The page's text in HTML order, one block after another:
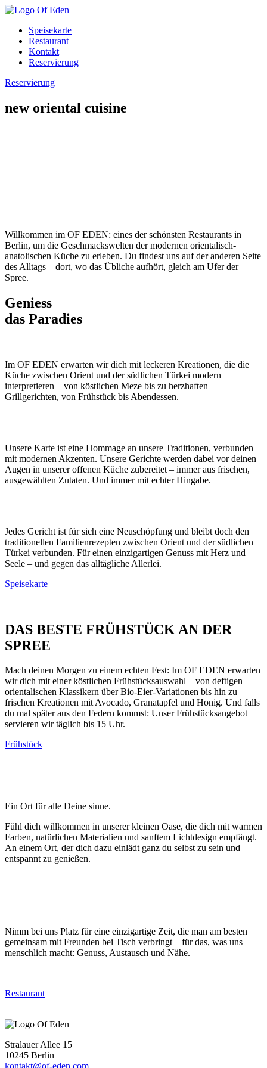
Speisekarte
Restaurant
Kontakt
Reservierung
Reservierung
new oriental cuisine
Willkommen im OF EDEN: eines der schönsten Restaurants in
Berlin, um die Geschmackswelten der modernen orientalisch-
anatolischen Küche zu erleben. Du findest uns auf der anderen Seite
des Alltags – dort, wo das Übliche aufhört, gleich am Ufer der
Spree.
Geniess
das Paradies
Im OF EDEN erwarten wir dich mit leckeren Kreationen, die die
Küche zwischen Orient und der südlichen Türkei modern
interpretieren – von köstlichen Meze bis zu herzhaften
Grillgerichten, von Frühstück bis Abendessen.
Unsere Karte ist eine Hommage an unsere Traditionen, verbunden
mit modernen Akzenten. Unsere Gerichte werden dabei vor deinen
Augen in unserer offenen Küche zubereitet – immer aus frischen,
ausgewählten Zutaten. Und immer mit echter Hingabe.
Jedes Gericht ist für sich eine Neuschöpfung und bleibt doch den
traditionellen Familienrezepten zwischen Orient und der südlichen
Türkei verbunden. Für einen einzigartigen Genuss mit Herz und
Seele – und gegen das alltägliche Allerlei.
Speisekarte
DAS BESTE FRÜHSTÜCK AN DER
SPREE
Mach deinen Morgen zu einem echten Fest: Im OF EDEN erwarten
wir dich mit einer köstlichen Frühstücksauswahl – von deftigen
orientalischen Klassikern über Bio-Eier-Variationen bis hin zu
frischen Kreationen mit Avocado, Granatapfel und Honig. Und falls
du mal später aus den Federn kommst: Unser Frühstücksangebot
servieren wir täglich bis 15 Uhr.
Frühstück
Ein Ort für alle Deine sinne.
Fühl dich willkommen in unserer kleinen Oase, die dich mit warmen
Farben, natürlichen Materialien und sanftem Lichtdesign empfängt.
An einem Ort, der dich dazu einlädt ganz du selbst zu sein und
entspannt zu genießen.
Nimm bei uns Platz für eine einzigartige Zeit, die man am besten
gemeinsam mit Freunden bei Tisch verbringt – für das, was uns
menschlich macht: Genuss, Austausch und Nähe.
Restaurant
Stralauer Allee 15
10245 Berlin